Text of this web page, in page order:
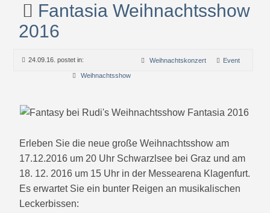
Fantasia Weihnachtsshow
2016
24.09.16. postet in: Event
Weihnachtskonzert
Weihnachtsshow
Erleben Sie die neue große Weihnachtsshow am
17.12.2016 um 20 Uhr Schwarzlsee bei Graz und am
18. 12. 2016 um 15 Uhr in der Messearena Klagenfurt.
Es erwartet Sie ein bunter Reigen an musikalischen
Leckerbissen: